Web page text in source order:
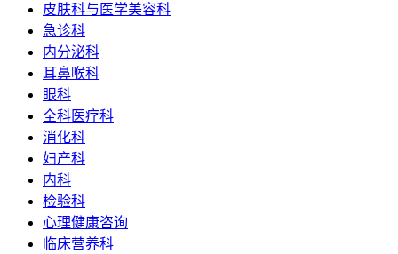
皮肤科与医学美容科
急诊科
内分泌科
耳鼻喉科
眼科
全科医疗科
消化科
妇产科
内科
检验科
心理健康咨询
临床营养科